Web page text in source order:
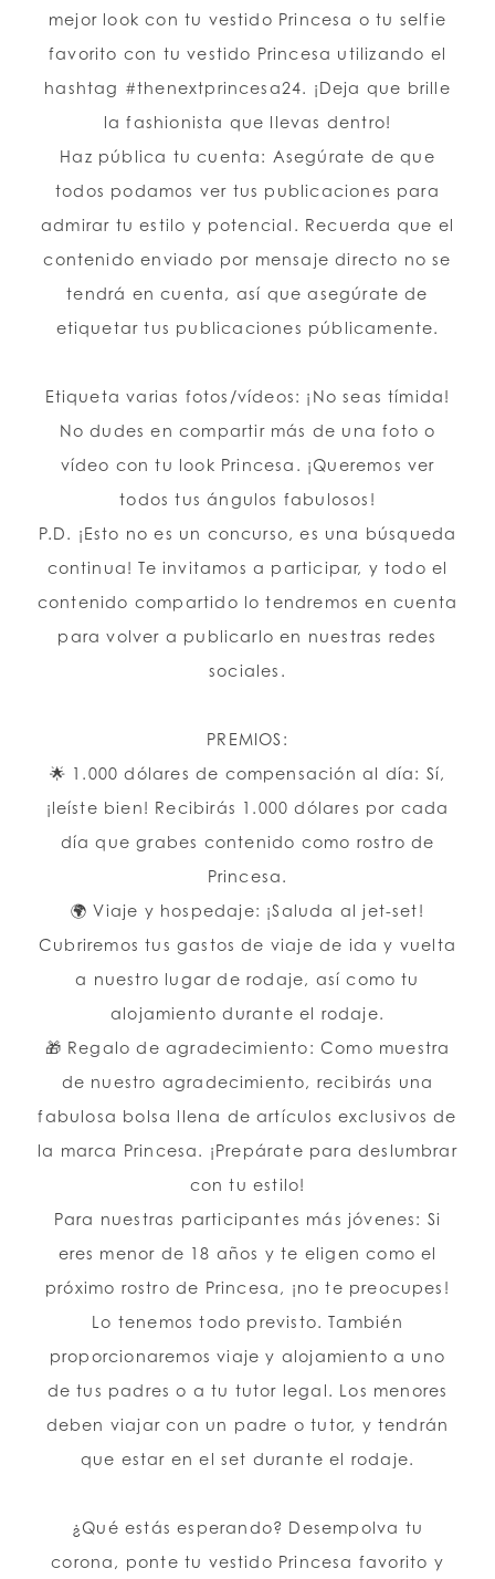
mejor look con tu vestido Princesa o tu selfie
favorito con tu vestido Princesa utilizando el
hashtag #thenextprincesa24. ¡Deja que brille
la fashionista que llevas dentro!
Haz pública tu cuenta: Asegúrate de que
todos podamos ver tus publicaciones para
admirar tu estilo y potencial. Recuerda que el
contenido enviado por mensaje directo no se
tendrá en cuenta, así que asegúrate de
etiquetar tus publicaciones públicamente.
Etiqueta varias fotos/vídeos: ¡No seas tímida!
No dudes en compartir más de una foto o
vídeo con tu look Princesa. ¡Queremos ver
todos tus ángulos fabulosos!
P.D. ¡Esto no es un concurso, es una búsqueda
continua! Te invitamos a participar, y todo el
contenido compartido lo tendremos en cuenta
para volver a publicarlo en nuestras redes
sociales.
PREMIOS:
🌟 1.000 dólares de compensación al día: Sí,
¡leíste bien! Recibirás 1.000 dólares por cada
día que grabes contenido como rostro de
Princesa.
🌍 Viaje y hospedaje: ¡Saluda al jet-set!
Cubriremos tus gastos de viaje de ida y vuelta
a nuestro lugar de rodaje, así como tu
alojamiento durante el rodaje.
🎁 Regalo de agradecimiento: Como muestra
de nuestro agradecimiento, recibirás una
fabulosa bolsa llena de artículos exclusivos de
la marca Princesa. ¡Prepárate para deslumbrar
con tu estilo!
Para nuestras participantes más jóvenes: Si
eres menor de 18 años y te eligen como el
próximo rostro de Princesa, ¡no te preocupes!
Lo tenemos todo previsto. También
proporcionaremos viaje y alojamiento a uno
de tus padres o a tu tutor legal. Los menores
deben viajar con un padre o tutor, y tendrán
que estar en el set durante el rodaje.
¿Qué estás esperando? Desempolva tu
corona, ponte tu vestido Princesa favorito y